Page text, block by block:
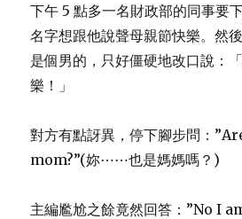
下午 5 點多一名財政部的同事要
名字想跟他說聲母親節快樂。然
是個男的，只好僵硬地改口說：
樂！」
對方有點訝異，停下腳步問：
mom?”(妳⋯⋯也是媽媽嗎？)
主編尷尬之餘竟然回答：”No I